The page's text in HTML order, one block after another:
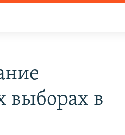
выборах в